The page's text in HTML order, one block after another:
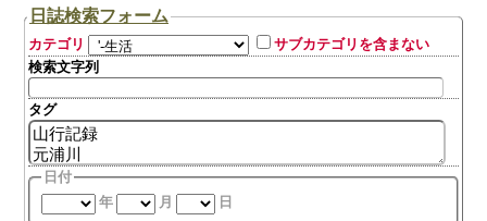
日誌検索フォーム
カテゴリ
サブカテゴリを含まない
検索文字列
タグ
日付
年
月 日